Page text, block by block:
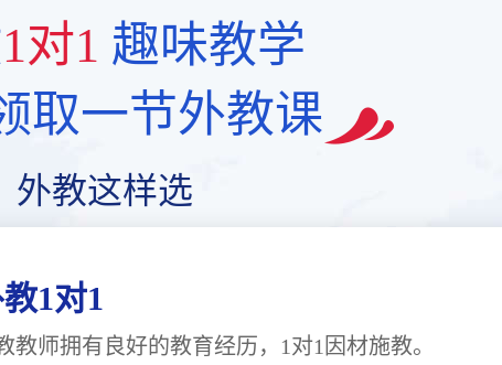
1对1 趣味教学
取一节外教课
外教这样选
1对1
教师拥有良好的教育经历，1对1因材施教。